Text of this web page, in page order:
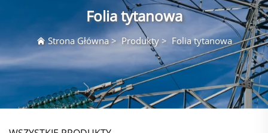
Folia tytanowa
Strona Główna> Produkty> Folia tytanowa